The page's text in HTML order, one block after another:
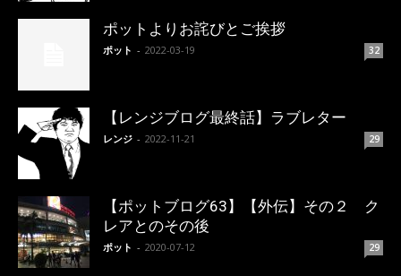
ポットよりお詫びとご挨拶
ポット - 2022-03-19 32
【レンジブログ最終話】ラブレター
レンジ - 2022-11-21 29
【ポットブログ63】【外伝】その２ ク
レアとのその後
ポット - 2020-07-12 29